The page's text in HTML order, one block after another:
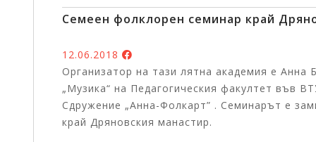
Семеен фолклорен семинар край
12.06.2018
Организатор на тази лятна академия е Анна
„Музика“ на Педагогическия факултет във
Сдружение „Анна-Фолкарт” . Семинарът е
край Дряновския манастир.